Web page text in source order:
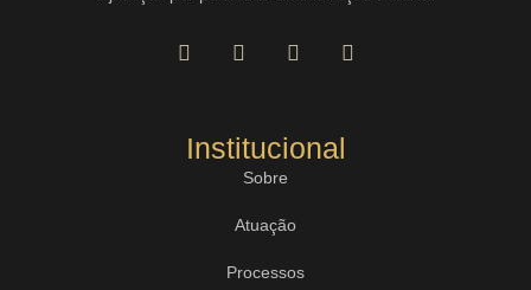
Institucional
Sobre
Atuação
Processos